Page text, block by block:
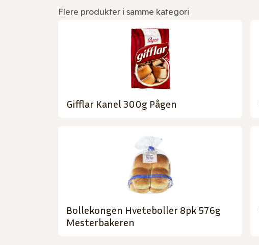
Flere produkter i samme kategori
Gifflar Kanel 300g Pågen
Bollekongen Hveteboller 8pk 576g
Mesterbakeren